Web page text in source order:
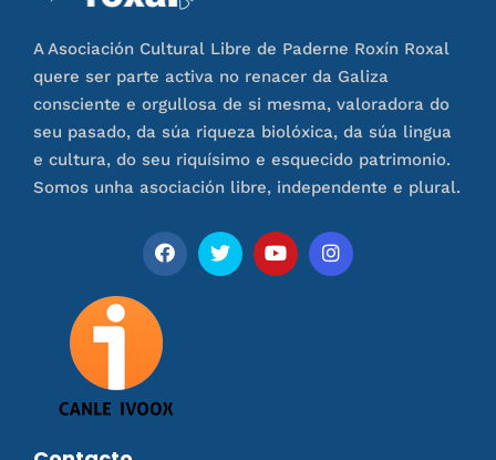
A Asociación Cultural Libre de Paderne Roxín Roxal
quere ser parte activa no renacer da Galiza
consciente e orgullosa de si mesma, valoradora do
seu pasado, da súa riqueza biolóxica, da súa lingua
e cultura, do seu riquísimo e esquecido patrimonio.
Somos unha asociación libre, independente e plural.